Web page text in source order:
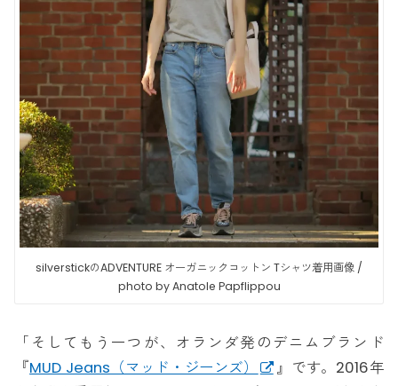
silverstickのADVENTURE オーガニックコットン Tシャツ着用画像 /
photo by Anatole Papflippou
「そしてもう一つが、オランダ発のデニムブランド
『MUD Jeans（マッド・ジーンズ）
』です。2016年